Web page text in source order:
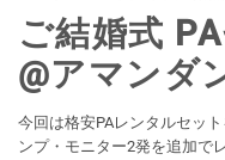
ご結婚式
@アマンダ
今回は格安PAレンタルセッ
ンプ・モニター2発を追加で